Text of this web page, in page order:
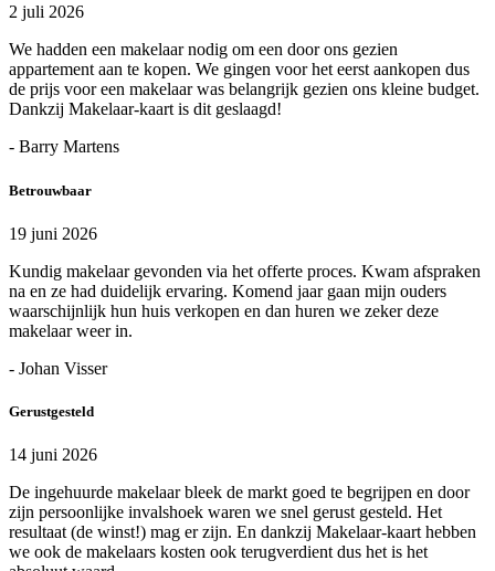
2 juli 2026
We hadden een makelaar nodig om een door ons gezien
appartement aan te kopen. We gingen voor het eerst aankopen dus
de prijs voor een makelaar was belangrijk gezien ons kleine budget.
Dankzij Makelaar-kaart is dit geslaagd!
- Barry Martens
Betrouwbaar
19 juni 2026
Kundig makelaar gevonden via het offerte proces. Kwam afspraken
na en ze had duidelijk ervaring. Komend jaar gaan mijn ouders
waarschijnlijk hun huis verkopen en dan huren we zeker deze
makelaar weer in.
- Johan Visser
Gerustgesteld
14 juni 2026
De ingehuurde makelaar bleek de markt goed te begrijpen en door
zijn persoonlijke invalshoek waren we snel gerust gesteld. Het
resultaat (de winst!) mag er zijn. En dankzij Makelaar-kaart hebben
we ook de makelaars kosten ook terugverdient dus het is het